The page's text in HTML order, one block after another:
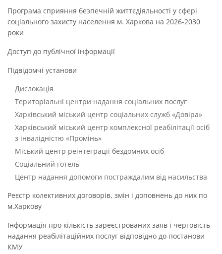
Програма сприяння безпечній життєдіяльності у сфері
соціального захисту населення м. Харкова на 2026-2030
роки
Доступ до публічної інформації
Підвідомчі установи
Дислокація
Територіальні центри надання соціальних послуг
Харківський міський центр соціальних служб «Довіра»
Харківський міський центр комплексної реабілітації осіб
з інвалідністю «Промінь»
Міський центр реінтеграції бездомних осіб
Соціальний готель
Центр надання допомоги постраждалим від насильства
Реєстр колективних договорів, змін і доповнень до них по
м.Харкову
Інформація про кількість зареєстрованих заяв і черговість
надання реабілітаційних послуг відповідно до постанови
КМУ